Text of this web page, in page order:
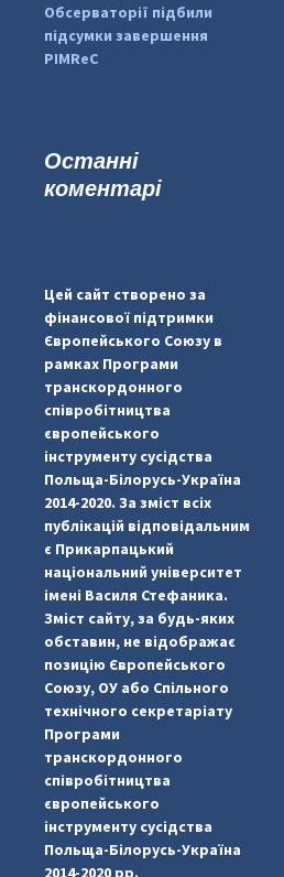
pimrec_project
#PipIvanToday
pimrec_project
Обсерваторії підбили
підсумки завершення
PIMReC
Останні
коментарі
Цей сайт створено за
фінансової підтримки
Європейського Союзу в
рамках Програми
транскордонного
співробітництва
європейського
інструменту сусідства
Польща-Білорусь-Україна
2014-2020. За зміст всіх
публікацій відповідальним
є Прикарпацький
національний університет
імені Василя Стефаника.
Зміст сайту, за будь-яких
обставин, не відображає
позицію Європейського
Союзу, ОУ або Спільного
технічного секретаріату
Програми
транскордонного
співробітництва
європейського
інструменту сусідства
Польща-Білорусь-Україна
2014-2020 рр.